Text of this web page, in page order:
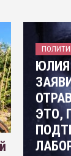
ЮЛИЯ
ЭТО,